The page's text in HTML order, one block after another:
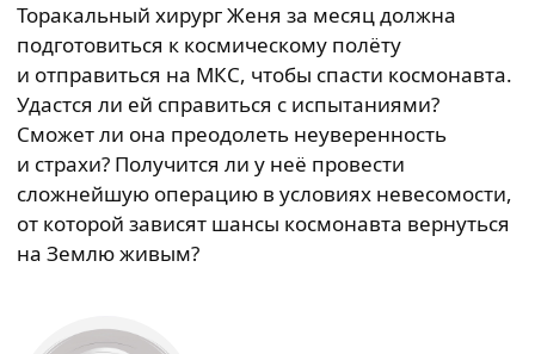
Торакальный хирург Женя за месяц должна
подготовиться к космическому полёту
и отправиться на МКС, чтобы спасти космонавта.
Удастся ли ей справиться с испытаниями?
Сможет ли она преодолеть неуверенность
и страхи? Получится ли у неё провести
сложнейшую операцию в условиях невесомости,
от которой зависят шансы космонавта вернуться
на Землю живым?